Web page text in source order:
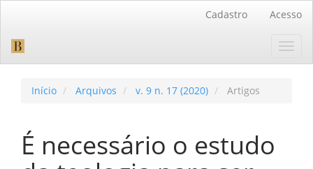
Barra
Cadastro Acesso
Início Arquivos v. 9 n. 17 (2020) Artigos
É necessário o estudo